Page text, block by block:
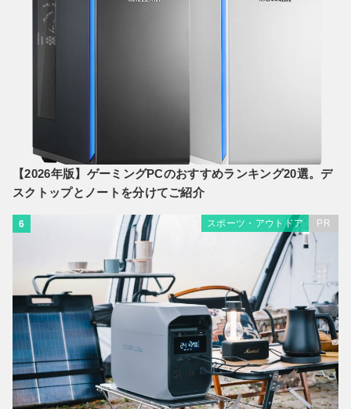
【2026年版】ゲーミングPCのおすすめランキング20選。デ
スクトップとノートを分けてご紹介
6 スポーツ・アウトドア PR